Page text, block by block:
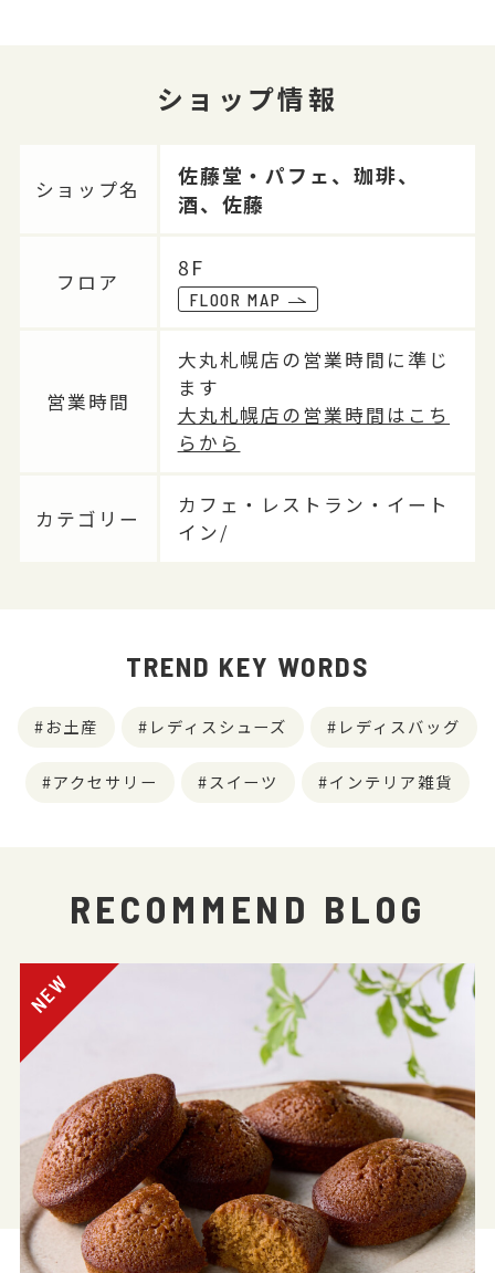
ショップ情報
ショップ名
佐藤堂・パフェ、珈琲、
酒、佐藤
フロア
8F
FLOOR MAP
営業時間
大丸札幌店の営業時間に準じ
ます
大丸札幌店の営業時間はこち
らから
カテゴリー
カフェ・レストラン・イート
イン/
TREND KEY WORDS
お土産 レディスシューズ レディスバッグ
アクセサリー スイーツ インテリア雑貨
RECOMMEND BLOG